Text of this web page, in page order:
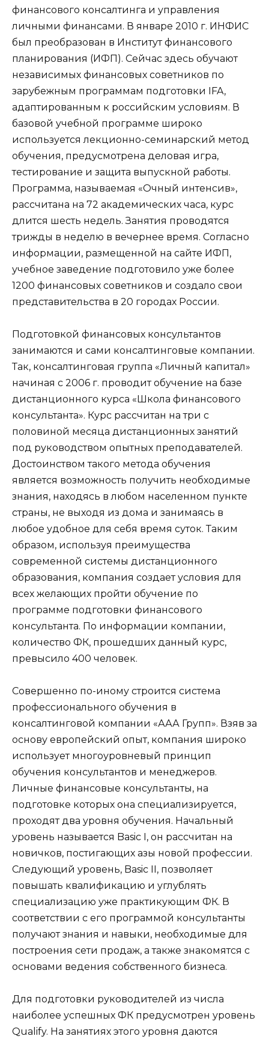
финансового консалтинга и управления
личными финансами. В январе 2010 г. ИНФИС
был преобразован в Институт финансового
планирования (ИФП). Сейчас здесь обучают
независимых финансовых советников по
зарубежным программам подготовки IFA,
адаптированным к российским условиям. В
базовой учебной программе широко
используется лекционно-семинарский метод
обучения, предусмотрена деловая игра,
тестирование и защита выпускной работы.
Программа, называемая «Очный интенсив»,
рассчитана на 72 академических часа, курс
длится шесть недель. Занятия проводятся
трижды в неделю в вечернее время. Согласно
информации, размещенной на сайте ИФП,
учебное заведение подготовило уже более
1200 финансовых советников и создало свои
представительства в 20 городах России.
Подготовкой финансовых консультантов
занимаются и сами консалтинговые компании.
Так, консалтинговая группа «Личный капитал»
начиная с 2006 г. проводит обучение на базе
дистанционного курса «Школа финансового
консультанта». Курс рассчитан на три с
половиной месяца дистанционных занятий
под руководством опытных преподавателей.
Достоинством такого метода обучения
является возможность получить необходимые
знания, находясь в любом населенном пункте
страны, не выходя из дома и занимаясь в
любое удобное для себя время суток. Таким
образом, используя преимущества
современной системы дистанционного
образования, компания создает условия для
всех желающих пройти обучение по
программе подготовки финансового
консультанта. По информации компании,
количество ФК, прошедших данный курс,
превысило 400 человек.
Совершенно по-иному строится система
профессионального обучения в
консалтинговой компании «ААА Групп». Взяв за
основу европейский опыт, компания широко
использует многоуровневый принцип
обучения консультантов и менеджеров.
Личные финансовые консультанты, на
подготовке которых она специализируется,
проходят два уровня обучения. Начальный
уровень называется Basic I, он рассчитан на
новичков, постигающих азы новой профессии.
Следующий уровень, Basic II, позволяет
повышать квалификацию и углублять
специализацию уже практикующим ФК. В
соответствии с его программой консультанты
получают знания и навыки, необходимые для
построения сети продаж, а также знакомятся с
основами ведения собственного бизнеса.
Для подготовки руководителей из числа
наиболее успешных ФК предусмотрен уровень
Qualify. На занятиях этого уровня даются